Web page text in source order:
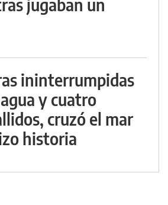
jugaban un
ininterrumpidas
y cuatro
cruzó el mar
historia